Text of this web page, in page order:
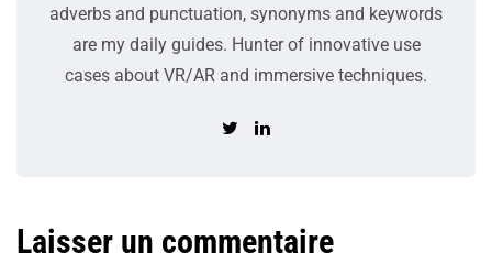
adverbs and punctuation, synonyms and keywords
are my daily guides. Hunter of innovative use
cases about VR/AR and immersive techniques.
Laisser un commentaire